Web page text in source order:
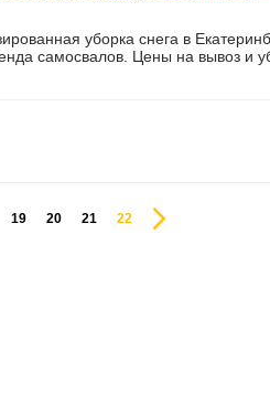
уборка снега в
самосвалов. Цены на вывоз и
19 20 21 22